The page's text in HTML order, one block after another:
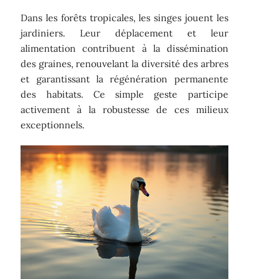
Dans les forêts tropicales, les singes jouent les
jardiniers. Leur déplacement et leur
alimentation contribuent à la dissémination
des graines, renouvelant la diversité des arbres
et garantissant la régénération permanente
des habitats. Ce simple geste participe
activement à la robustesse de ces milieux
exceptionnels.